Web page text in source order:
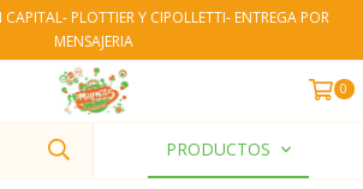
PLOTTIER Y CIPOLLETTI- ENTREGA POR
MENSAJERIA
0
PRODUCTOS